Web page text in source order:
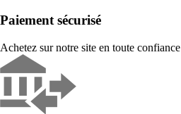
Paiement sécurisé
Achetez sur notre site en toute confiance